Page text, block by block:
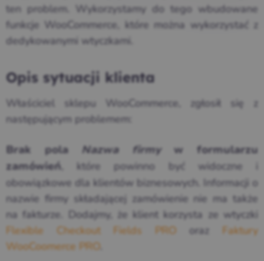
ten problem. Wykorzystamy do tego wbudowane
funkcje WooCommerce, które można wykorzystać z
dedykowanymi wtyczkami.
Opis sytuacji klienta
Właściciel sklepu WooCommerce, zgłosił się z
następującym problemem:
Brak pola Nazwa firmyw formularzu
zamówień
, które powinno być widoczne i
obowiązkowe dla klientów biznesowych. Informacji o
nazwie firmy składającej zamówienie nie ma także
na fakturze. Dodajmy, że klient korzysta ze wtyczki
Flexible Checkout Fields PRO oraz Faktury
WooCoomerce PRO